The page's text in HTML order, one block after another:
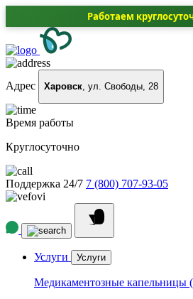
Работаем
Адрес Харовск, ул. Свободы, 28
Время работы
Круглосуточно
Поддержка 24/7 7 (800) 707-93-05
Услуги Услуги
Медикаментозные капельницы